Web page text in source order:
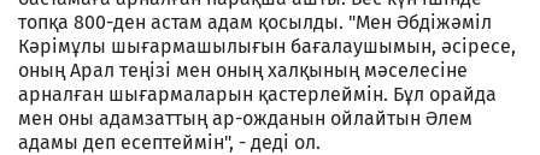
топқа 800-ден астам адам қосылды. "Мен Әбдіжәміл
Кәрімұлы шығармашылығын бағалаушымын, әсіресе,
оның Арал теңізі мен оның халқының мәселесіне
арналған шығармаларын қастерлеймін. Бұл орайда
мен оны адамзаттың ар-ожданын ойлайтын Әлем
адамы деп есептеймін", - деді ол.